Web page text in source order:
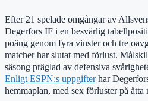
Efter 21 spelade omgångar av
Degerfors IF i en besvärlig
poäng genom fyra vinster och tre
matcher har slutat med förlust.
säsong präglad av defensiva
Enligt ESPN:s uppgifterhar
hemmaplan, med sex förluster på åtta